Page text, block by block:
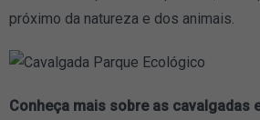
próximo da natureza e dos animais.
Conheça mais sobre as cavalgadas